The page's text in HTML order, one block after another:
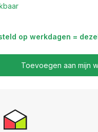
op werkdagen =
Toevoegen aan mijn